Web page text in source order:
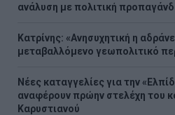
ανάλυση με πολιτική
Κατρίνης: «Ανησυχητική η
μεταβαλλόμενο γεωπολιτικό
Νέες καταγγελίες για την
αναφέρουν πρώην στελέχη του
Καρυστιανού